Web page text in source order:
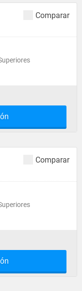
Comparar
Comparar